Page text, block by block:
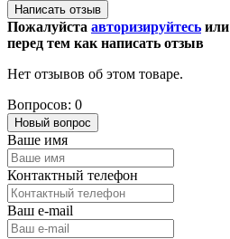
Написать отзыв
Пожалуйста авторизируйтесь или
перед тем как написать отзыв
Нет отзывов об этом товаре.
Вопросов: 0
Новый вопрос
Ваше имя
Контактный телефон
Ваш e-mail